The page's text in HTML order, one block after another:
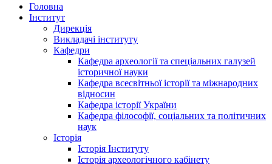
Головна
Інститут
Дирекція
Викладачі інституту
Кафедри
Кафедра археології та спеціальних галузей
історичної науки
Кафедра всесвітньої історії та міжнародних
відносин
Кафедра історії України
Кафедра філософії, соціальних та політичних
наук
Історія
Історія Інституту
Історія археологічного кабінету